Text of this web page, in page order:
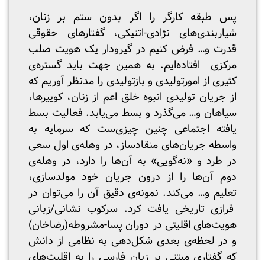
پس طبقه کارگر را اگر بدون ستم بر زنان،
شیاربندی‌های نژادی-اتنیکی، گفتار‌های حقوقی
قدرت و… فرض کنیم در گیرودار یک هویت صلب
مرکزی افتاده‌ایم. به همین جهت باید گستره‌ی
کثیری از امورتولیدی و بازتولیدی را مدنظر آوریم که
از جریان‌‌ تولیدی انبوه خلق اعم از زنان، کوییر‌ها،
سیاهان و… می‌گذرد و بسط می‌یابد. فعالیت بسط
یافته اجتماعی چنین چیزی‌ست که سرمایه به
واسطه جریان‌های منقاد‌ساز، در وهله‌ی اول سعی
در طرد و «نه‌گویی» به آن‌ها را دارد، در وهله‌ی
دوم آن‌ها را از درون جریان خود مولد‌سازی،
تعلیم و… می‌کند. نمونه‌ی دقیق آن را می‌توان در
فرازی تاریخی یافت کرد. سرکوب نشانی/زبانی
هویت‌های اقلیتی در دوران پسا-مشروطه(رضاخان)
و در لحظه‌ی بعدی شکل‌دهی به نظامی از دانش